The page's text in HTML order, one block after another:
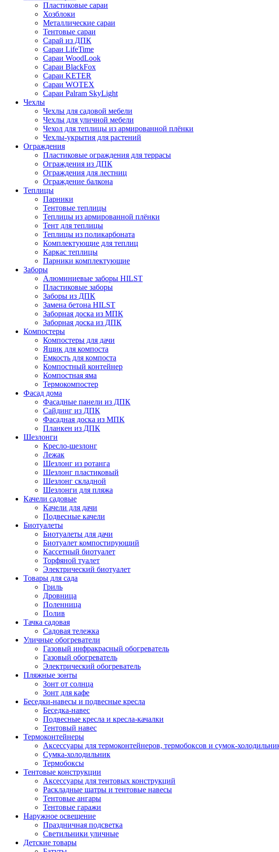
Пластиковые сараи
Хозблоки
Металлические сараи
Тентовые сараи
Сарай из ДПК
Cараи LifeTime
Cараи WoodLook
Сараи BlackFox
Сараи KETER
Сараи WOTEX
Сараи Palram SkyLight
Чехлы
Чехлы для садовой мебели
Чехлы для уличной мебели
Чехол для теплицы из армированной плёнки
Чехлы-укрытия для растений
Ограждения
Пластиковые ограждения для террасы
Ограждения из ДПК
Ограждения для лестниц
Ограждение балкона
Теплицы
Парники
Тентовые теплицы
Теплицы из армированной плёнки
Тент для теплицы
Теплицы из поликарбоната
Комплектующие для теплиц
Каркас теплицы
Парники комплектующие
Заборы
Алюминиевые заборы HILST
Пластиковые заборы
Заборы из ДПК
Замена бетона HILST
Заборная доска из МПК
Заборная доска из ДПК
Компостеры
Компостеры для дачи
Ящик для компоста
Емкость для компоста
Компостный контейнер
Компостная яма
Термокомпостер
Фасад дома
Фасадные панели из ДПК
Сайдинг из ДПК
Фасадная доска из МПК
Планкен из ДПК
Шезлонги
Кресло-шезлонг
Лежак
Шезлонг из ротанга
Шезлонг пластиковый
Шезлонг складной
Шезлонги для пляжа
Качели садовые
Качели для дачи
Подвесные качели
Биотуалеты
Биотуалеты для дачи
Биотуалет компостирующий
Кассетный биотуалет
Торфяной туалет
Электрический биотуалет
Товары для сада
Гриль
Дровница
Поленница
Полив
Тачка садовая
Садовая тележка
Уличные обогреватели
Газовый инфракрасный обогреватель
Газовый обогреватель
Электрический обогреватель
Пляжные зонты
Зонт от солнца
Зонт для кафе
Беседки-навесы и подвесные кресла
Беседка-навес
Подвесные кресла и кресла-качалки
Тентовый навес
Термоконтейнеры
Аксессуары для термоконтейнеров, термобоксов и сумок-
Сумка-холодильник
Термобоксы
Тентовые конструкции
Аксессуары для тентовых конструкций
Раскладные шатры и тентовые навесы
Тентовые ангары
Тентовые гаражи
Наружное освещение
Праздничная подсветка
Светильники уличные
Детские товары